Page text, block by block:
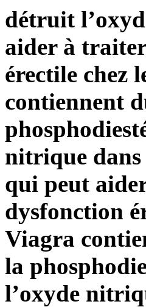
détruit
aider à
érectile chez
contiennent
nitrique
qui peut
dysfonction
Viagra
la
l’oxyde